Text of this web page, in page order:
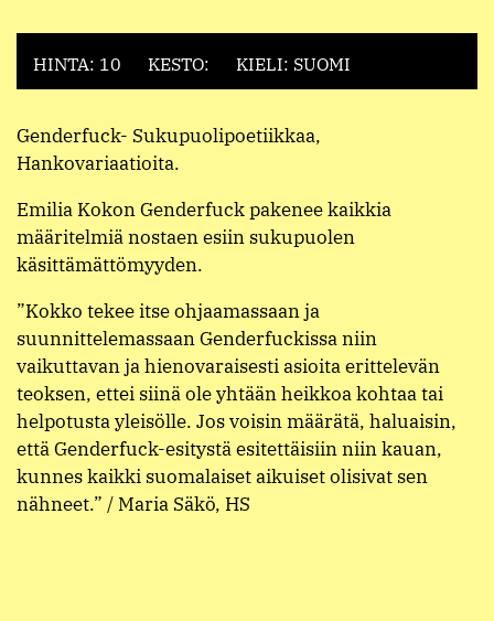
HINTA: 10 KESTO: KIELI: SUOMI
Genderfuck- Sukupuolipoetiikkaa,
Hankovariaatioita.
Emilia Kokon Genderfuck pakenee kaikkia
määritelmiä nostaen esiin sukupuolen
käsittämättömyyden.
”Kokko tekee itse ohjaamassaan ja
suunnittelemassaan Genderfuckissa niin
vaikuttavan ja hienovaraisesti asioita erittelevän
teoksen, ettei siinä ole yhtään heikkoa kohtaa tai
helpotusta yleisölle. Jos voisin määrätä, haluaisin,
että Genderfuck-esitystä esitettäisiin niin kauan,
kunnes kaikki suomalaiset aikuiset olisivat sen
nähneet.” / Maria Säkö, HS